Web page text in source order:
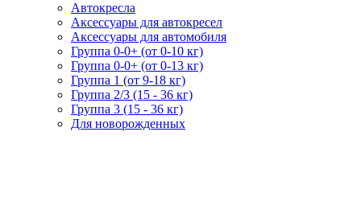
Автокресла
Аксессуары для автокресел
Аксессуары для автомобиля
Группа 0-0+ (от 0-10 кг)
Группа 0-0+ (от 0-13 кг)
Группа 1 (от 9-18 кг)
Группа 2/3 (15 - 36 кг)
Группа 3 (15 - 36 кг)
Для новорожденных